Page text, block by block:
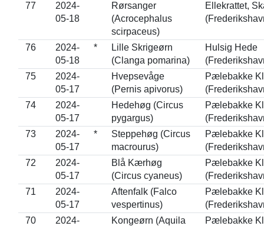
77
2024-
05-18
Rørsanger
(Acrocephalus
scirpaceus)
Ellekrattet,
76
2024-
05-18
*
Lille Skrigeørn
(Clanga pomarina)
Hulsig Hede
75
2024-
05-17
Hvepsevåge
(Pernis apivorus)
Pælebakke
74
2024-
05-17
Hedehøg (Circus
pygargus)
Pælebakke
73
2024-
05-17
*
Steppehøg (Circus
macrourus)
Pælebakke
72
2024-
05-17
Blå Kærhøg
(Circus cyaneus)
Pælebakke
71
2024-
05-17
Aftenfalk (Falco
vespertinus)
Pælebakke
70
2024-
Kongeørn (Aquila
Pælebakke